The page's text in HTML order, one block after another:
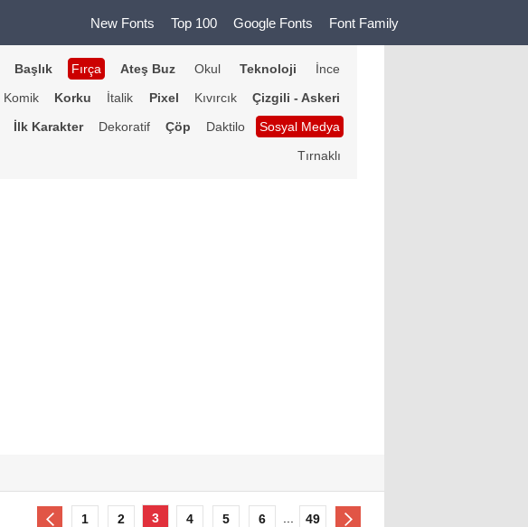
New Fonts Top 100 Google Fonts Font Family
Başlık Fırça Ateş Buz Okul Teknoloji
İnce
Komik Korku İtalik Pixel Kıvırcık
Çizgili - Askeri
İlk Karakter Dekoratif Çöp Daktilo
Sosyal Medya
Tırnaklı
1 2 3 4 5 6 49